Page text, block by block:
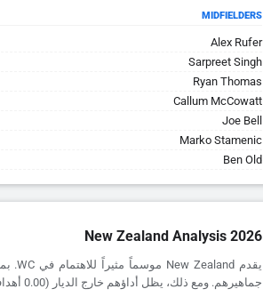
MIDFIELDERS
Alex Rufer
Sarpreet Singh
Ryan Thomas
Callum McCowatt
Joe Bell
Marko Stamenic
Ben Old
New Zealand Analysis 2026
جماهيرهم. ومع ذلك، يظل أداؤهم خارج الديار (0.00 أهداف/مباراة) عاملاً رئيسياً لتوقعاتهم القادمة.